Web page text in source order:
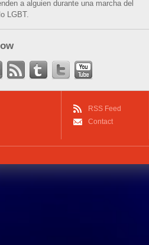
a alguien durante una marcha del
LGBT.
RSS Feed
Contact